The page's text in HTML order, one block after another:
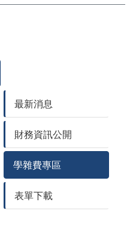
最新消息
財務資訊公開
學雜費專區
表單下載